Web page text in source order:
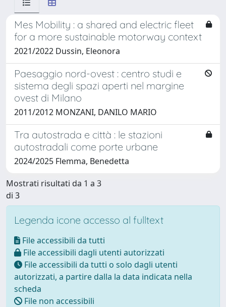
Mes Mobility : a shared and electric fleet
for a more sustainable motorway context
2021/2022 Dussin, Eleonora
Paesaggio nord-ovest : centro studi e
sistema degli spazi aperti nel margine
ovest di Milano
2011/2012 MONZANI, DANILO MARIO
Tra autostrada e città : le stazioni
autostradali come porte urbane
2024/2025 Flemma, Benedetta
Mostrati risultati da 1 a 3
di 3
Legenda icone accesso al fulltext
File accessibili da tutti
File accessibili dagli utenti autorizzati
File accessibili da tutti o solo dagli utenti
autorizzati, a partire dalla la data indicata nella
scheda
File non accessibili